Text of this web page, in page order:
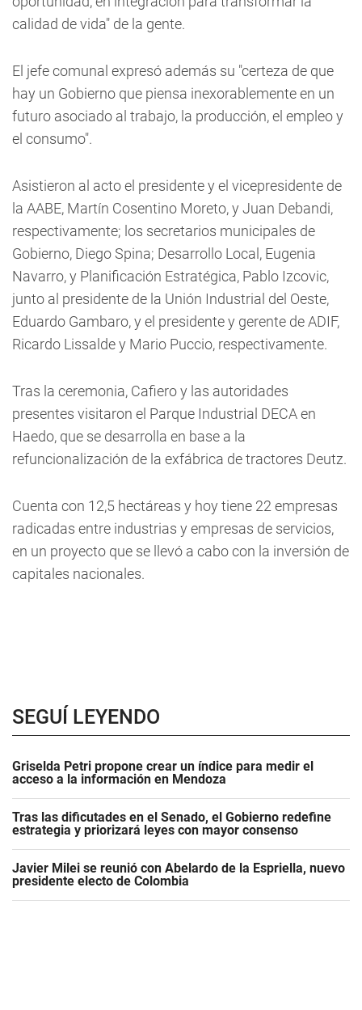
calidad de vida" de la gente.
El jefe comunal expresó además su "certeza de que
hay un Gobierno que piensa inexorablemente en un
futuro asociado al trabajo, la producción, el empleo y
el consumo".
Asistieron al acto el presidente y el vicepresidente de
la AABE, Martín Cosentino Moreto, y Juan Debandi,
respectivamente; los secretarios municipales de
Gobierno, Diego Spina; Desarrollo Local, Eugenia
Navarro, y Planificación Estratégica, Pablo Izcovic,
junto al presidente de la Unión Industrial del Oeste,
Eduardo Gambaro, y el presidente y gerente de ADIF,
Ricardo Lissalde y Mario Puccio, respectivamente.
Tras la ceremonia, Cafiero y las autoridades
presentes visitaron el Parque Industrial DECA en
Haedo, que se desarrolla en base a la
refuncionalización de la exfábrica de tractores Deutz.
Cuenta con 12,5 hectáreas y hoy tiene 22 empresas
radicadas entre industrias y empresas de servicios,
en un proyecto que se llevó a cabo con la inversión de
capitales nacionales.
SEGUÍ LEYENDO
Griselda Petri propone crear un índice para medir el
acceso a la información en Mendoza
Tras las dificutades en el Senado, el Gobierno redefine
estrategia y priorizará leyes con mayor consenso
Javier Milei se reunió con Abelardo de la Espriella, nuevo
presidente electo de Colombia